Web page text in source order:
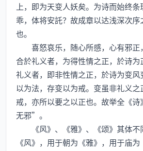
上，即为天变人妖矣。为诗而始终
乖，体将安託？故成章以达浅深次
也。
喜怒哀乐，随心所感，心有邪正
合於礼义者，为得性情之正，於诗
礼义者，即非性情之正，於诗为变风
以为法，存变以为戒。变虽非礼义之
戒，亦所以要之以正也。故举全《
无邪”。
《风》、《雅》、《颂》其体不
《风》，用于朝为《雅》，用于庙